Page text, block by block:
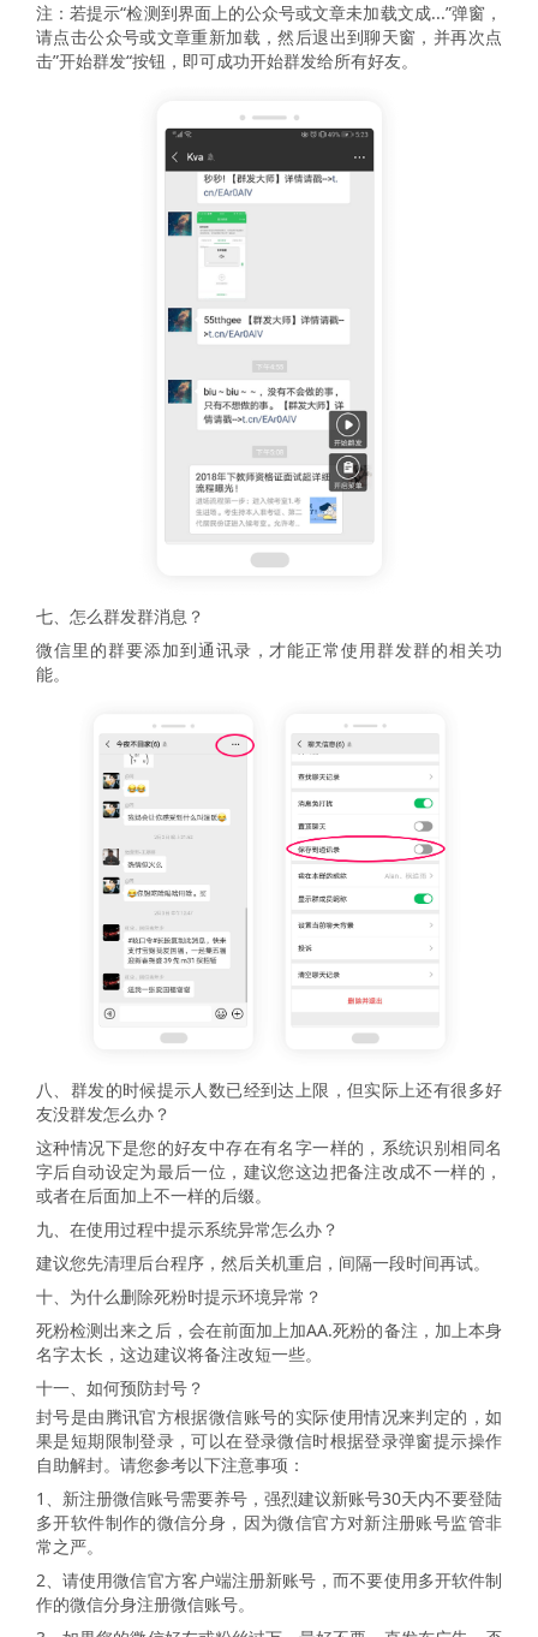
注：若提示“检测到界面上的公众号或文章未加载文成...”弹窗，
请点击公众号或文章重新加载，然后退出到聊天窗，并再次点
击”开始群发“按钮，即可成功开始群发给所有好友。
七、怎么群发群消息？
微信里的群要添加到通讯录，才能正常使用群发群的相关功
能。
八、群发的时候提示人数已经到达上限，但实际上还有很多好
友没群发怎么办？
这种情况下是您的好友中存在有名字一样的，系统识别相同名
字后自动设定为最后一位，建议您这边把备注改成不一样的，
或者在后面加上不一样的后缀。
九、在使用过程中提示系统异常怎么办？
建议您先清理后台程序，然后关机重启，间隔一段时间再试。
十、为什么删除死粉时提示环境异常？
死粉检测出来之后，会在前面加上加AA.死粉的备注，加上本身
名字太长，这边建议将备注改短一些。
十一、如何预防封号？
封号是由腾讯官方根据微信账号的实际使用情况来判定的，如
果是短期限制登录，可以在登录微信时根据登录弹窗提示操作
自助解封。请您参考以下注意事项：
1、新注册微信账号需要养号，强烈建议新账号30天内不要登陆
多开软件制作的微信分身，因为微信官方对新注册账号监管非
常之严。
2、请使用微信官方客户端注册新账号，而不要使用多开软件制
作的微信分身注册微信账号。